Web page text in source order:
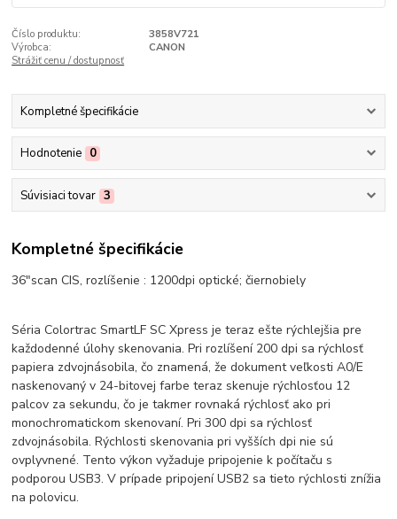
Číslo produktu:
3858V721
Výrobca:
CANON
Strážiť cenu / dostupnosť
Kompletné špecifikácie
Hodnotenie 0
Súvisiaci tovar 3
Kompletné špecifikácie
36"scan CIS, rozlíšenie : 1200dpi optické; čiernobiely
Séria Colortrac SmartLF SC Xpress je teraz ešte rýchlejšia pre
každodenné úlohy skenovania. Pri rozlíšení 200 dpi sa rýchlosť
papiera zdvojnásobila, čo znamená, že dokument veľkosti A0/E
naskenovaný v 24-bitovej farbe teraz skenuje rýchlosťou 12
palcov za sekundu, čo je takmer rovnaká rýchlosť ako pri
monochromatickom skenovaní. Pri 300 dpi sa rýchlosť
zdvojnásobila. Rýchlosti skenovania pri vyšších dpi nie sú
ovplyvnené. Tento výkon vyžaduje pripojenie k počítaču s
podporou USB3. V prípade pripojení USB2 sa tieto rýchlosti znížia
na polovicu.